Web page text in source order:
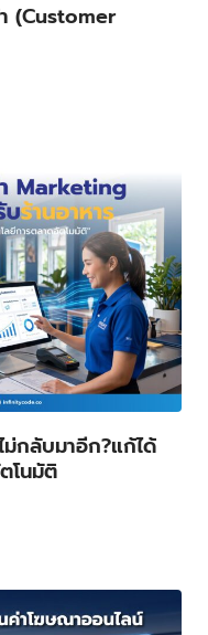
(Customer
ม่กลับมาอีก?แก้ได้
โนมัติ